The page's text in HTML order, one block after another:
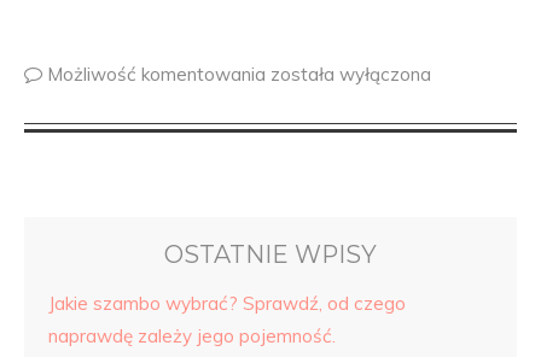
Możliwość komentowania została wyłączona
OSTATNIE WPISY
Jakie szambo wybrać? Sprawdź, od czego
naprawdę zależy jego pojemność.